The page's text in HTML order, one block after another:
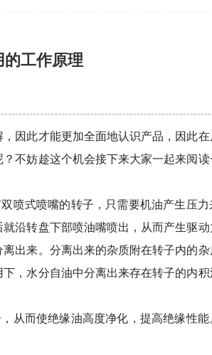
工作原理
因此才能更加全面地认识产品，因此
不妨趁这个机会接下来大家一起来阅
式喷嘴的转子，只需要机油产生压力
沿转盘下部喷油嘴喷出，从而产生驱
出来。分离出来的杂质附在转子内的杂
，水分自油中分离出来存在转子的内
从而使绝缘油高度净化，提高绝缘性